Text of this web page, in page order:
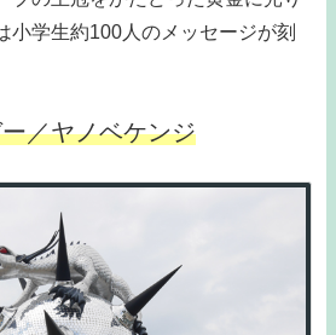
小学生約100人のメッセージが刻
／ヤノベケンジ